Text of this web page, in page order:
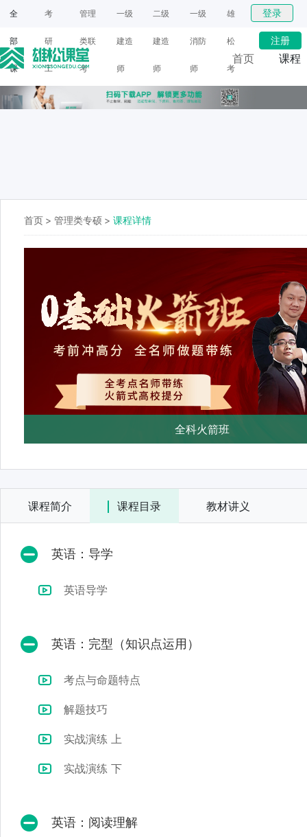
全
部
课
程
考
研
工
具
管理
类联
考
一级
建造
师
二级
建造
师
一级
消防
师
雄
松
考
研
登录
注册
首页 课程
首页 > 管理类专硕 > 课程详情
全科火箭班
课程简介 课程目录 教材讲义
英语：导学
英语导学
英语：完型（知识点运用）
考点与命题特点
解题技巧
实战演练 上
实战演练 下
英语：阅读理解